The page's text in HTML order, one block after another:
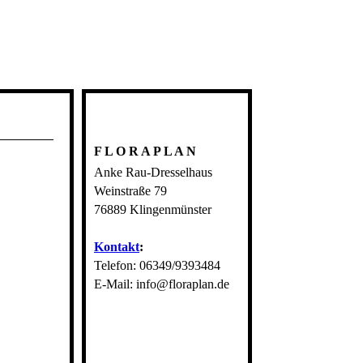
F L O R A P L A N
Anke Rau-Dresselhaus
Weinstraße 79
76889 Klingenmünster
Kontakt:
Telefon: 06349/9393484
E-Mail: info@floraplan.de